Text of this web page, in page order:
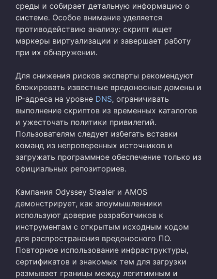
среды и собирает детальную информацию о
системе. Особое внимание уделяется
противодействию анализу: скрипт ищет
маркеры виртуализации и завершает работу
при их обнаружении.
Для снижения рисков эксперты рекомендуют
блокировать известные вредоносные домены и
IP-адреса на уровне DNS, ограничивать
выполнение скриптов из временных каталогов
и ужесточать политики привилегий.
Пользователям следует избегать вставки
команд из непроверенных источников и
загружать программное обеспечение только из
официальных репозиториев.
Кампания Odyssey Stealer и AMOS
демонстрирует, как злоумышленники
используют доверие разработчиков к
инструментам с открытым исходным кодом
для распространения вредоносного ПО.
Повторное использование инфраструктуры,
сертификатов и знакомых тем для загрузки
размывает границы между легитимным и